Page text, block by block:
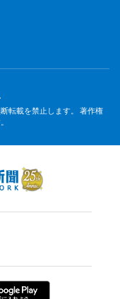
転載を禁止します。 著作権